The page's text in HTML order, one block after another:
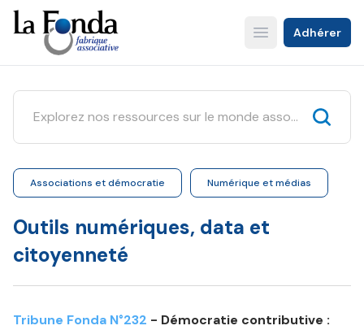
Aller
au
contenu
principal
Open main menu
Adhérer
Associations et démocratie Numérique et médias
Outils numériques, data et
citoyenneté
Tribune Fonda N°232 - Démocratie contributive :